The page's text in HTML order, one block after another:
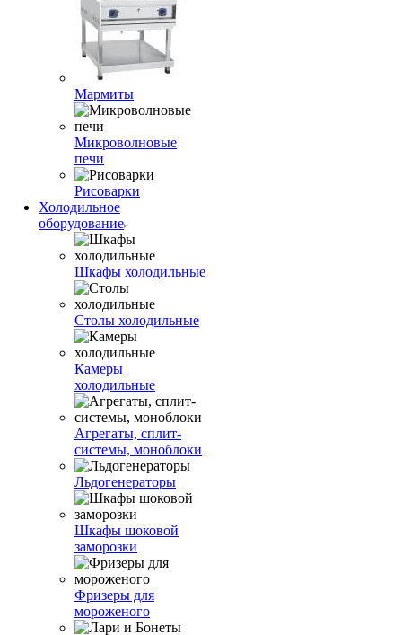
Мармиты
Микроволновые
печи
Рисоварки
Холодильное
оборудование
Шкафы холодильные
Столы холодильные
Камеры
холодильные
Агрегаты, сплит-
системы, моноблоки
Льдогенераторы
Шкафы шоковой
заморозки
Фризеры для
мороженого